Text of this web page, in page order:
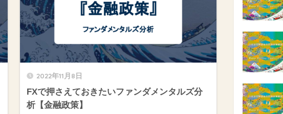
2022年11月8日
FXで押さえておきたいファンダメンタルズ分
析【金融政策】